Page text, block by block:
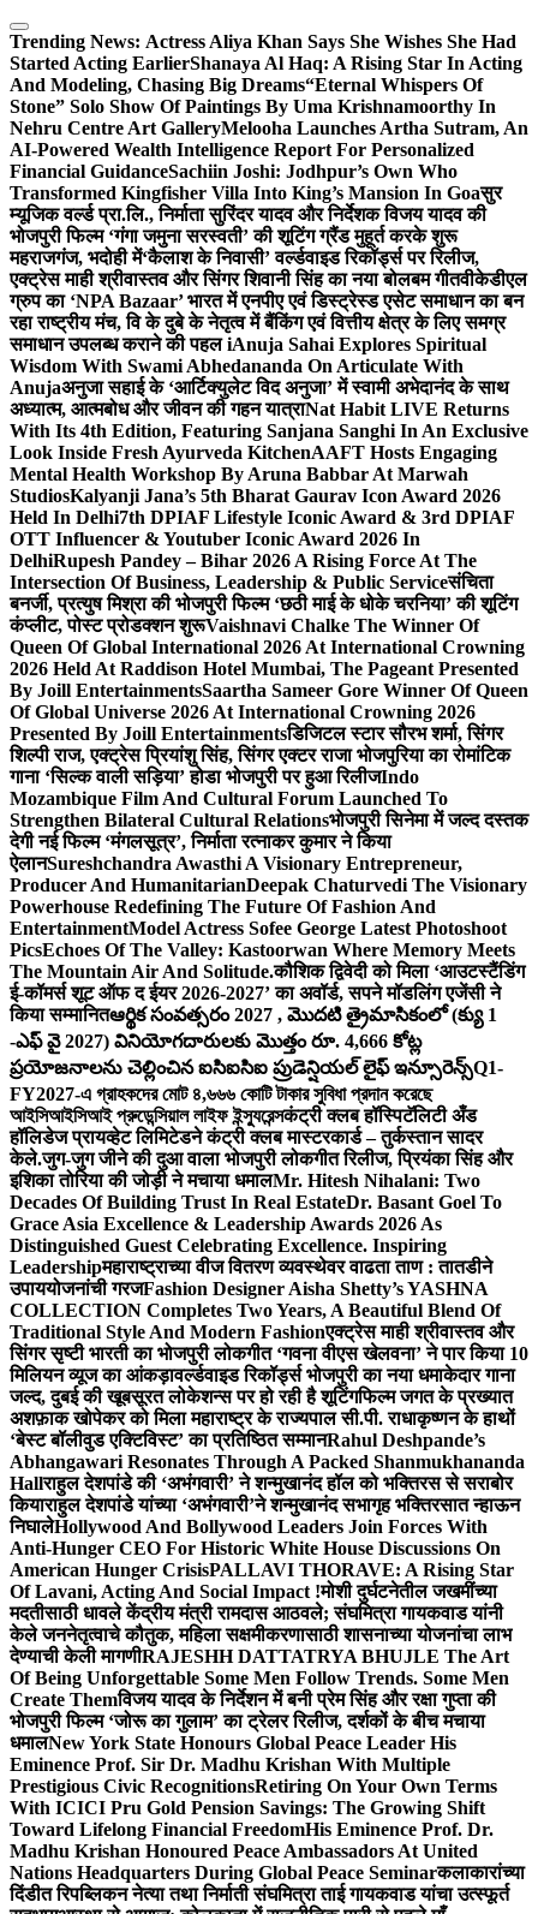
Skip
to
content
Trending News: Actress Aliya Khan Says She Wishes She Had
Started Acting EarlierShanaya Al Haq: A Rising Star In Acting
And Modeling, Chasing Big Dreams“Eternal Whispers Of
Stone” Solo Show Of Paintings By Uma Krishnamoorthy In
Nehru Centre Art GalleryMelooha Launches Artha Sutram, An
AI-Powered Wealth Intelligence Report For Personalized
Financial GuidanceSachiin Joshi: Jodhpur’s Own Who
Transformed Kingfisher Villa Into King’s Mansion In Goaसुर
म्यूजिक वर्ल्ड प्रा.लि., निर्माता सुरिंदर यादव और निर्देशक विजय यादव की
भोजपुरी फिल्म ‘गंगा जमुना सरस्वती’ की शूटिंग ग्रैंड मुहूर्त करके शुरू
महराजगंज, भदोही में‘कैलाश के निवासी’ वर्ल्डवाइड रिकॉर्ड्स पर रिलीज,
एक्ट्रेस माही श्रीवास्तव और सिंगर शिवानी सिंह का नया बोलबम गीतवीकेडीएल
ग्रुप का ‘NPA Bazaar’ भारत में एनपीए एवं डिस्ट्रेस्ड एसेट समाधान का बन
रहा राष्ट्रीय मंच, वि के दुबे के नेतृत्व में बैंकिंग एवं वित्तीय क्षेत्र के लिए समग्र
समाधान उपलब्ध कराने की पहल iAnuja Sahai Explores Spiritual
Wisdom With Swami Abhedananda On Articulate With
Anujaअनुजा सहाई के ‘आर्टिक्युलेट विद अनुजा’ में स्वामी अभेदानंद के साथ
अध्यात्म, आत्मबोध और जीवन की गहन यात्राNat Habit LIVE Returns
With Its 4th Edition, Featuring Sanjana Sanghi In An Exclusive
Look Inside Fresh Ayurveda KitchenAAFT Hosts Engaging
Mental Health Workshop By Aruna Babbar At Marwah
StudiosKalyanji Jana’s 5th Bharat Gaurav Icon Award 2026
Held In Delhi7th DPIAF Lifestyle Iconic Award & 3rd DPIAF
OTT Influencer & Youtuber Iconic Award 2026 In
DelhiRupesh Pandey – Bihar 2026 A Rising Force At The
Intersection Of Business, Leadership & Public Serviceसंचिता
बनर्जी, प्रत्युष मिश्रा की भोजपुरी फिल्म ‘छठी माई के धोके चरनिया’ की शूटिंग
कंप्लीट, पोस्ट प्रोडक्शन शुरूVaishnavi Chalke The Winner Of
Queen Of Global International 2026 At International Crowning
2026 Held At Raddison Hotel Mumbai, The Pageant Presented
By Joill EntertainmentsSaartha Sameer Gore Winner Of Queen
Of Global Universe 2026 At International Crowning 2026
Presented By Joill Entertainmentsडिजिटल स्टार सौरभ शर्मा, सिंगर
शिल्पी राज, एक्ट्रेस प्रियांशु सिंह, सिंगर एक्टर राजा भोजपुरिया का रोमांटिक
गाना ‘सिल्क वाली सड़िया’ होडा भोजपुरी पर हुआ रिलीजIndo
Mozambique Film And Cultural Forum Launched To
Strengthen Bilateral Cultural Relationsभोजपुरी सिनेमा में जल्द दस्तक
देगी नई फिल्म ‘मंगलसूत्र’, निर्माता रत्नाकर कुमार ने किया
ऐलानSureshchandra Awasthi A Visionary Entrepreneur,
Producer And HumanitarianDeepak Chaturvedi The Visionary
Powerhouse Redefining The Future Of Fashion And
EntertainmentModel Actress Sofee George Latest Photoshoot
PicsEchoes Of The Valley: Kastoorwan Where Memory Meets
The Mountain Air And Solitude.कौशिक द्विवेदी को मिला ‘आउटस्टैंडिंग
ई-कॉमर्स शूट ऑफ द ईयर 2026-2027’ का अवॉर्ड, सपने मॉडलिंग एजेंसी ने
किया सम्मानितఆర్థిక సంవత్సరం 2027 , మొదటి త్రైమాసికంలో (క్యు 1
-ఎఫ్ వై 2027) వినియోగదారులకు మొత్తం రూ. 4,666 కోట్ల
ప్రయోజనాలను చెల్లించిన ఐసిఐసిఐ ప్రుడెన్షియల్ లైఫ్ ఇన్సూరెన్స్Q1-
FY2027-এ গ্রাহকদের মোট ৪,৬৬৬ কোটি টাকার সুবিধা প্রদান করেছে
আইসিআইসিআই প্রুডেন্সিয়াল লাইফ ইন্স্যুরেন্সकंट्री क्लब हॉस्पिटॅलिटी अँड
हॉलिडेज प्रायव्हेट लिमिटेडने कंट्री क्लब मास्टरकार्ड – तुर्कस्तान सादर
केले.जुग-जुग जीने की दुआ वाला भोजपुरी लोकगीत रिलीज, प्रियंका सिंह और
इशिका तोरिया की जोड़ी ने मचाया धमालMr. Hitesh Nihalani: Two
Decades Of Building Trust In Real EstateDr. Basant Goel To
Grace Asia Excellence & Leadership Awards 2026 As
Distinguished Guest Celebrating Excellence. Inspiring
Leadershipमहाराष्ट्राच्या वीज वितरण व्यवस्थेवर वाढता ताण : तातडीने
उपाययोजनांची गरजFashion Designer Aisha Shetty’s YASHNA
COLLECTION Completes Two Years, A Beautiful Blend Of
Traditional Style And Modern Fashionएक्ट्रेस माही श्रीवास्तव और
सिंगर सृष्टी भारती का भोजपुरी लोकगीत ‘गवना वीएस खेलवना’ ने पार किया 10
मिलियन व्यूज का आंकड़ावर्ल्डवाइड रिकॉर्ड्स भोजपुरी का नया धमाकेदार गाना
जल्द, दुबई की खूबसूरत लोकेशन्स पर हो रही है शूटिंगफिल्म जगत के प्रख्यात
अशफ़ाक खोपेकर को मिला महाराष्ट्र के राज्यपाल सी.पी. राधाकृष्णन के हाथों
‘बेस्ट बॉलीवुड एक्टिविस्ट’ का प्रतिष्ठित सम्मानRahul Deshpande’s
Abhangawari Resonates Through A Packed Shanmukhananda
Hallराहुल देशपांडे की ‘अभंगवारी’ ने शन्मुखानंद हॉल को भक्तिरस से सराबोर
कियाराहुल देशपांडे यांच्या ‘अभंगवारी’ने शन्मुखानंद सभागृह भक्तिरसात न्हाऊन
निघालेHollywood And Bollywood Leaders Join Forces With
Anti-Hunger CEO For Historic White House Discussions On
American Hunger CrisisPALLAVI THORAVE: A Rising Star
Of Lavani, Acting And Social Impact !मोशी दुर्घटनेतील जखमींच्या
मदतीसाठी धावले केंद्रीय मंत्री रामदास आठवले; संघमित्रा गायकवाड यांनी
केले जननेतृत्वाचे कौतुक, महिला सक्षमीकरणासाठी शासनाच्या योजनांचा लाभ
देण्याची केली मागणीRAJESHH DATTATRYA BHUJLE The Art
Of Being Unforgettable Some Men Follow Trends. Some Men
Create Themविजय यादव के निर्देशन में बनी प्रेम सिंह और रक्षा गुप्ता की
भोजपुरी फिल्म ‘जोरू का गुलाम’ का ट्रेलर रिलीज, दर्शकों के बीच मचाया
धमालNew York State Honours Global Peace Leader His
Eminence Prof. Sir Dr. Madhu Krishan With Multiple
Prestigious Civic RecognitionsRetiring On Your Own Terms
With ICICI Pru Gold Pension Savings: The Growing Shift
Toward Lifelong Financial FreedomHis Eminence Prof. Dr.
Madhu Krishan Honoured Peace Ambassadors At United
Nations Headquarters During Global Peace Seminarकलाकारांच्या
दिंडीत रिपब्लिकन नेत्या तथा निर्माती संघमित्रा ताई गायकवाड यांचा उत्स्फूर्त